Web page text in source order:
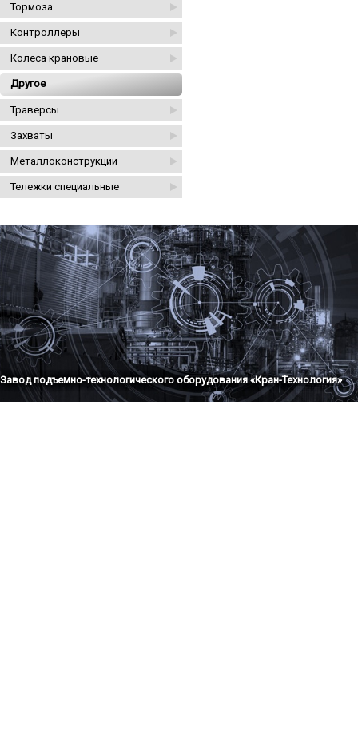
Тормоза
Контроллеры
Колеса крановые
Другое
Траверсы
Захваты
Металлоконструкции
Тележки специальные
Завод подъемно-технологического оборудования «Кран-Технология»